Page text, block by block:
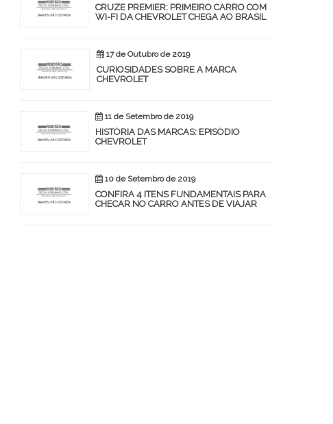
CRUZE PREMIER: PRIMEIRO CARRO COM
WI-FI DA CHEVROLET CHEGA AO BRASIL
17 de Outubro de 2019
CURIOSIDADES SOBRE A MARCA
CHEVROLET
11 de Setembro de 2019
HISTÓRIA DAS MARCAS: EPISÓDIO
CHEVROLET
10 de Setembro de 2019
CONFIRA 4 ITENS FUNDAMENTAIS PARA
CHECAR NO CARRO ANTES DE VIAJAR